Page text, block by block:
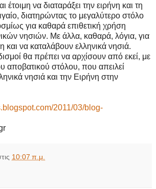
έτοιμη να διαταράξει την ειρήνη και τη
διατηρώντας το μεγαλύτερο στόλο
για καθαρά επιθετική χρήση
νησιών. Με άλλα, καθαρά, λόγια, για
να καταλάβουν ελληνικά νησιά.
θα πρέπει να αρχίσουν από εκεί, με
αποβατικού στόλου, που απειλεί
νησιά και την Ειρήνη στην
2011/03/blog-
10:07 π.μ.